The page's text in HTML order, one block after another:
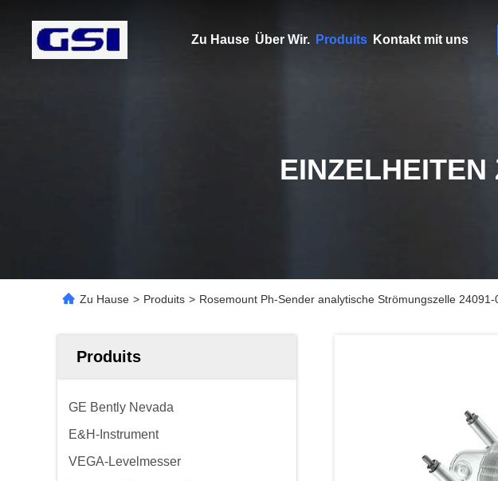
Zu Hause Über Wir. Produits Kontakt mit uns
EINZELHEITEN
Zu Hause > Produits > Rosemount Ph-Sender analytische Strömungszelle 24091-
Produits
GE Bently Nevada
E&H-Instrument
VEGA-Levelmesser